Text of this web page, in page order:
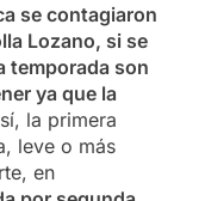
se contagiaron
Lozano, si se
temporada son
ya que la
la primera
leve o más
en